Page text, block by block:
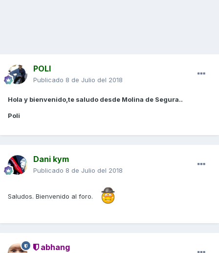
POLI
Publicado 8 de Julio del 2018
Hola y bienvenido,te saludo desde Molina de Segura..
Poli
Dani kym
Publicado 8 de Julio del 2018
Saludos. Bienvenido al foro.
abhang